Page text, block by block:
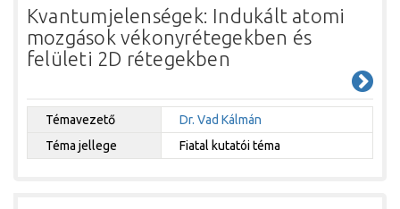
Kvantumjelenségek: Indukált atomi
mozgások vékonyrétegekben és
felületi 2D rétegekben
Témavezető
Dr. Vad Kálmán
Téma jellege
Fiatal kutatói téma